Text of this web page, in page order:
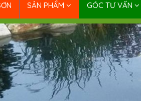
SẢN PHẨM GÓC TƯ VẤN